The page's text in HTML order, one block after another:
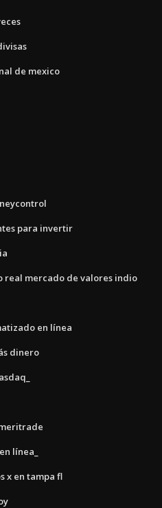
de mexico
para invertir
real mercado de valores indio
en línea
dinero
línea_
x en tampa fl